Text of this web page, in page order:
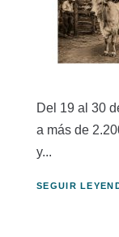
Del 19 al 30
a más de
y...
SEGUIR